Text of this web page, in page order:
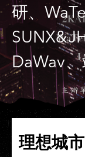
研、
DaWav
理想城